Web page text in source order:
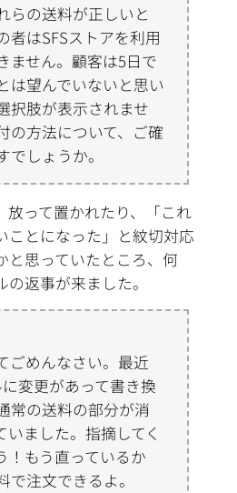
らの送料が正しいと
者はSFSストアを利用
ません。顧客は5日で
は望んでいないと思い
択肢が表示されませ
の方法について、ご確
しょうか。
放って置かれたり、「これ
ことになった」と紋切対応
と思っていたところ、何
返事が来ました。
ごめんなさい。最近
変更があって書き換
常の送料の部分が消
いました。指摘してく
！もう直っているか
で注文できるよ。